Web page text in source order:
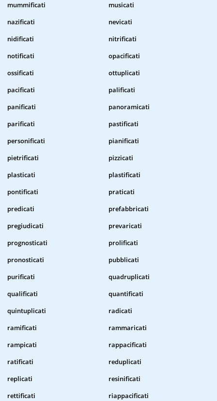
mummificati
musicati
nazificati
nevicati
nidificati
nitrificati
notificati
opacificati
ossificati
ottuplicati
pacificati
palificati
panificati
panoramicati
parificati
pastificati
personificati
pianificati
pietrificati
pizzicati
plasticati
plastificati
pontificati
praticati
predicati
prefabbricati
pregiudicati
prevaricati
prognosticati
prolificati
pronosticati
pubblicati
purificati
quadruplicati
qualificati
quantificati
quintuplicati
radicati
ramificati
rammaricati
rampicati
rappacificati
ratificati
reduplicati
replicati
resinificati
rettificati
riappacificati